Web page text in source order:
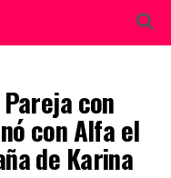
con
con Alfa el
de Karina